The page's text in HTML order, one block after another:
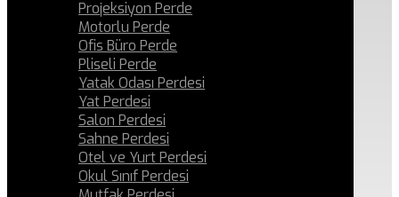
Projeksiyon Perde
Motorlu Perde
Ofis Büro Perde
Pliseli Perde
Yatak Odası Perdesi
Yat Perdesi
Salon Perdesi
Sahne Perdesi
Otel ve Yurt Perdesi
Okul Sınıf Perdesi